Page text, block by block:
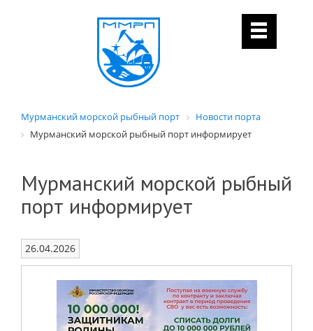
Мурманский морской рыбный порт
Новости порта
Мурманский морской рыбный порт информирует
Мурманский морской рыбный
порт информирует
26.04.2026